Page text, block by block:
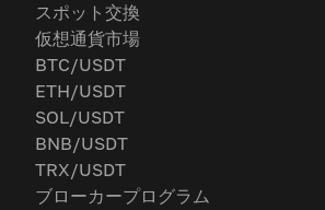
スポット交換
仮想通貨市場
BTC/USDT
ETH/USDT
SOL/USDT
BNB/USDT
TRX/USDT
ブローカープログラム